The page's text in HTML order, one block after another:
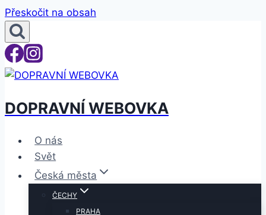
Přeskočit na obsah
DOPRAVNÍ WEBOVKA
O nás
Svět
Česká města
ČECHY
PRAHA